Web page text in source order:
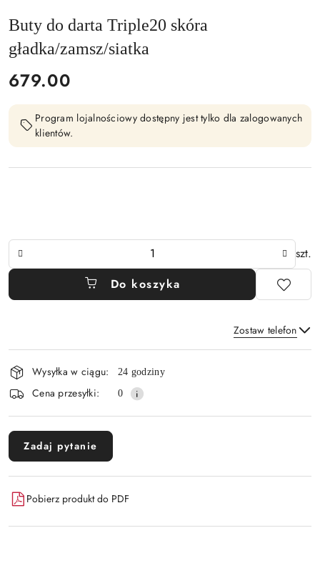
Buty do darta Triple20 skóra
gładka/zamsz/siatka
cena:
679.00
Program lojalnościowy dostępny jest tylko dla zalogowanych
klientów.
szt.
Do koszyka
Zostaw telefon
Wyślij
i
dostawa
Wysyłka w ciągu: 24 godziny
Cena przesyłki: 0
Zadaj pytanie
Pobierz produkt do PDF